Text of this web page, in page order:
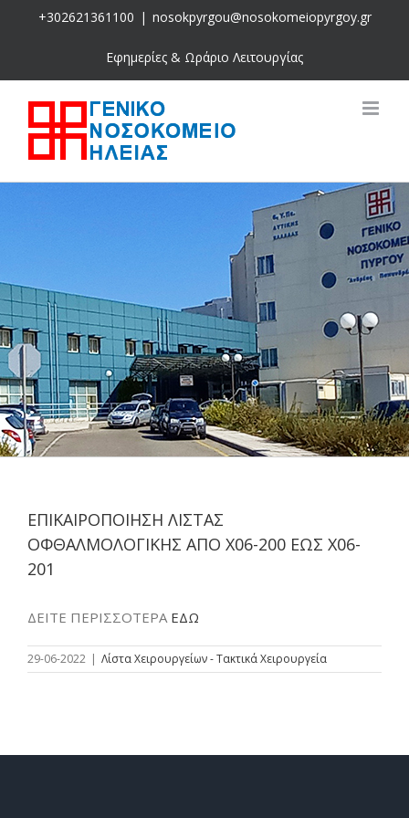
+302621361100 | nosokpyrgou@nosokomeiopyrgoy.gr
Εφημερίες & Ωράριο Λειτουργίας
ΕΠΙΚΑΙΡΟΠΟΙΗΣΗ ΛΙΣΤΑΣ
ΟΦΘΑΛΜΟΛΟΓΙΚΗΣ ΑΠΟ Χ06-200 ΕΩΣ Χ06-
201
ΔΕΙΤΕ ΠΕΡΙΣΣΟΤΕΡΑ ΕΔΩ
29-06-2022 | Λίστα Χειρουργείων - Τακτικά Χειρουργεία